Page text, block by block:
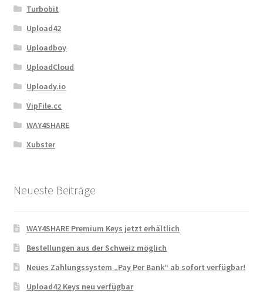
Turbobit
Upload42
Uploadboy
UploadCloud
Uploady.io
VipFile.cc
WAY4SHARE
Xubster
Neueste Beiträge
WAY4SHARE Premium Keys jetzt erhältlich
Bestellungen aus der Schweiz möglich
Neues Zahlungssystem „Pay Per Bank“ ab sofort verfügbar!
Upload42 Keys neu verfügbar